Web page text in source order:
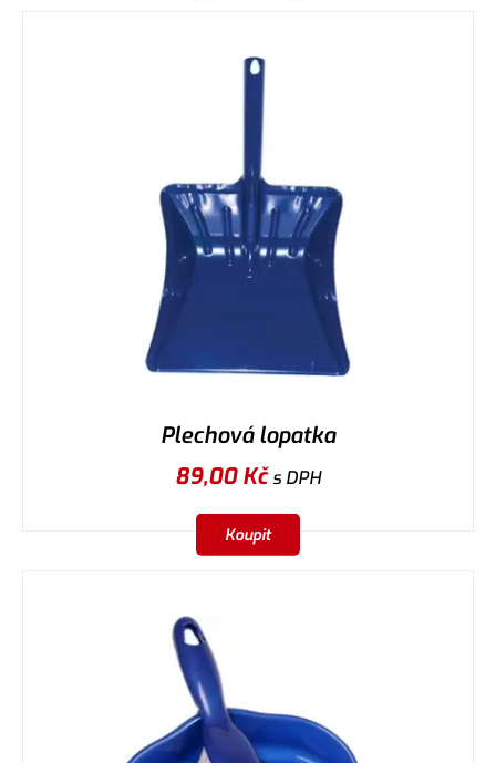
Plechová lopatka
89,00Kčs DPH
Koupit